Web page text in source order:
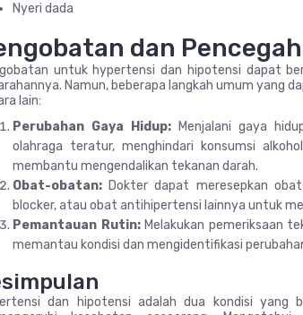
Nyeri dada
dan
untuk hypertensi dan hipotensi dapat
Namun, beberapa langkah umum yang
lain:
Perubahan Gaya Hidup: Menjalani gaya
olahraga teratur, menghindari konsumsi
membantu mengendalikan tekanan darah.
Obat-obatan: Dokter dapat meresepkan
blocker, atau obat antihipertensi lainnya untuk
Pemantauan Rutin:Melakukan pemeriksaan
memantau kondisi dan mengidentifikasi
dan hipotensi adalah dua kondisi yang